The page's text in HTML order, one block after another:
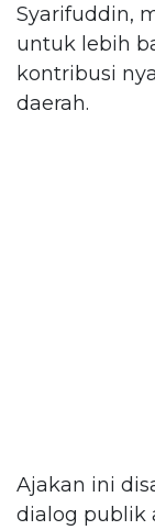
Syarifuddin,
untuk lebih
kontribusi
daerah.
Ajakan ini
dialog publik